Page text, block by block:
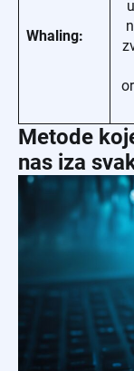
Whaling:
Metode
nas iza